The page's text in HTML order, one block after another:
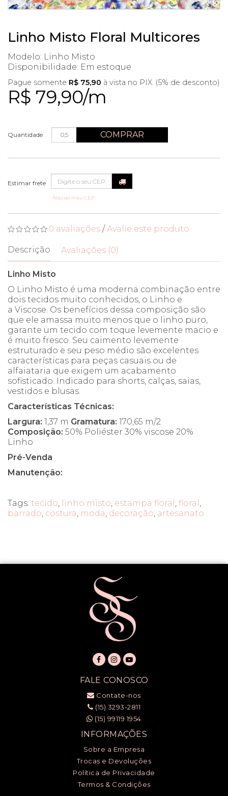
Linho Misto Floral Multicores
Modelo: Linho Misto
Disponibilidade: Em estoque
R$ 79,90/m
Pague somente R$ 75,90 à vista no PIX. (5% de desconto)
Quantidade COMPRAR
Não sei meu CEP
0 avaliações /Avalie este produto
Descrição Avaliações (0)
Linho Misto
O Linho Misto é uma moderna combinação entre
dois tecidos muito conhecidos, o Linho e
a Viscose. Os benefícios dessa composição são
que ele amassa muito menos que o linho puro,
garante um tecido com toque levemente macio e
é muito fresco. Seu caimento levemente
estruturado e seu peso médio são excelentes
características para peças casuais ou de
alfaiataria que exigem um acabamento
sofisticado. Indicado para shorts, calças, saias,
vestidos e blusas.
Características Técnicas:
Largura: 1,37 m Gramatura: 170,65 m/2
Composição: 50% Poliéster 30% viscose 20%
Linho
Pré-Venda
Manutenção:
Tags: tecido, linho misto, estampa floral , floral ,
barrado, costura, moda, decoração, artesanato
FALE CONOSCO
Contate-nos
(15) 3293-2811
(15) 99119 1954
INFORMAÇÕES
Sobre a Empresa
Trocas e Devoluções
Política de Privacidade
Termos & Condições